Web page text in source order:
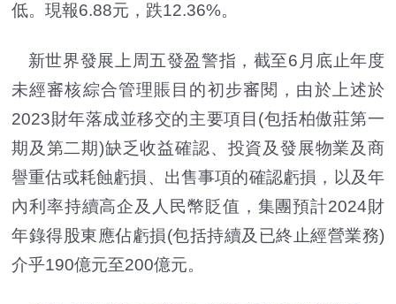
低。現報6.88元，跌12.36%。
新世界發展上周五發盈警指，截至6月底止年度
未經審核綜合管理賬目的初步審閱，由於上述於
2023財年落成並移交的主要項目(包括柏傲莊第一
期及第二期)缺乏收益確認、投資及發展物業及商
譽重估或耗蝕虧損、出售事項的確認虧損，以及年
內利率持續高企及人民幣貶值，集團預計2024財
年錄得股東應佔虧損(包括持續及已終止經營業務)
介乎190億元至200億元。